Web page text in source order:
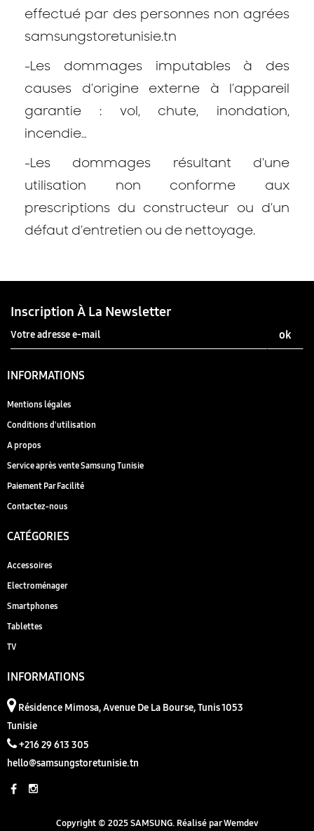
effectué par des personnes non agrées
samsungstoretunisie.tn
-Les dommages imputables à des
causes d’origine externe à l’appareil
garantie : vol, chute, inondation,
incendie…
-Les dommages résultant d’une
utilisation non conforme aux
prescriptions du constructeur ou d’un
défaut d’entretien ou de nettoyage.
Inscription À La Newsletter
INFORMATIONS
Mentions légales
Conditions d'utilisation
A propos
Service après vente Samsung Tunisie
Paiement Par Facilité
Contactez-nous
CATÉGORIES
Accessoires
Electroménager
Smartphones
Tablettes
TV
INFORMATIONS
Résidence Mimosa, Avenue De La Bourse, Tunis 1053
Tunisie
+216 29 613 305
hello@samsungstoretunisie.tn
Copyright © 2025 SAMSUNG. Réalisé parWemdev